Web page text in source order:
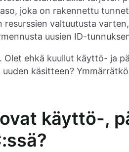
joka on rakennettu
resurssien valtuutusta
uusien ID-
Olet ehkä kuullut käyttö- ja
uuden käsitteen?
käyttö-,